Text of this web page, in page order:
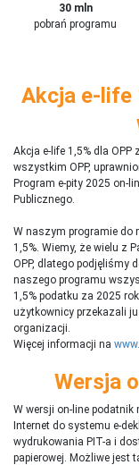
30 mln
pobrań programu
Akcja e-life
Akcja e-life 1,5% dla
wszystkim OPP,
Program e-pity 2025 on-
Publicznego.
W naszym programie do
1,5%. Wiemy, że wielu z
OPP, dlatego podjęliśmy
naszego programu
1,5% podatku za 2025
użytkownicy przekazali
organizacji.
Więcej informacji na
Wersja
W wersji on-line podatnik
Internet do systemu e-
wydrukowania PIT-a i
papierowej. Możliwe jest